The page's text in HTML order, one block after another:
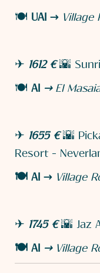
🍽️ UAI → Village
✈ ​ 1612 €🌇
🍽️ AI → El
✈ ​ 1655 €🌇
Resort -
🍽️ AI → Village
✈ ​1745 €🌇 Jaz
🍽️ AI → Village